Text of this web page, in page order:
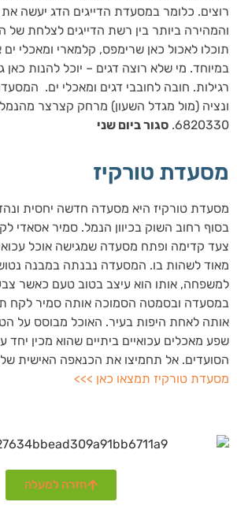
רוצים. כלומר במסעדת הדייגים הדג יעשה
והמהירה ביותר בין רשת הדייגים לצלחת של
תוכלו לאכול כאן שרימפס, קלמארי ומאכלי ים
במיוחד. מי שלא רוצה דגים – יוכל להנות
רגילות. חובה לחובבי דגים ומאכלי ים.
6820330. סגור ביום שני
מסעדת טורקיז
מסעדת טורקיז היא מסעדה חדשה יחסית
בסוף רחוב השוק בכיוון הנמל. סמיר אסאדי
צעד קדימה ופתח מסעדה שמגישה אוכל עכואי
מאוד לשהות בו. המסעדה נבנתה במבנה
למשפחה, אותו הוא עיצב בטוב טעם כאשר
במסעדה ובסמטה הסמוכה אותה סמיר לקח
אותה לאחת היפות בעיר. האוכל מבוסס על
שפע מאכלים עכואיים ביתיים שהוא מכין יחד
הסועדים. אל תחמיצו את הכנאפה האישית
מסעדת טורקיז תמצאו כאן >>>
חזרה למעלה